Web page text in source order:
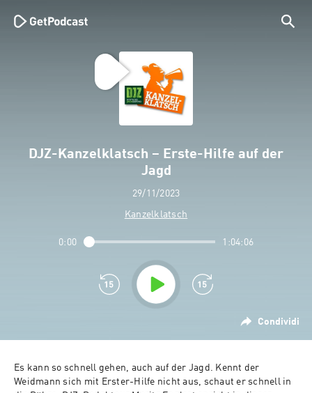
DJZ-Kanzelklatsch – Erste-Hilfe auf der
Jagd
29/11/2023
Kanzelklatsch
Condividi
0:00 1:04:06
Es kann so schnell gehen, auch auf der Jagd. Kennt der
Weidmann sich mit Erster-Hilfe nicht aus, schaut er schnell in